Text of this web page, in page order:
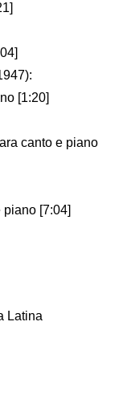
[1:20]
canto e piano
[7:04]
Latina